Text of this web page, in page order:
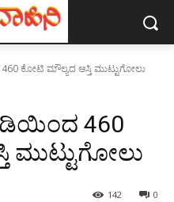
ಕೋಟಿ‌ ಮೌಲ್ಯದ ಆಸ್ತಿ ಮುಟ್ಟುಗೋಲು
460
0
142